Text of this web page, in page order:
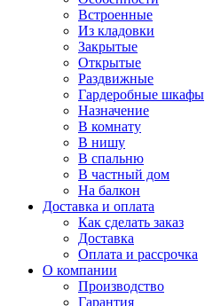
Встроенные
Из кладовки
Закрытые
Открытые
Раздвижные
Гардеробные шкафы
Назначение
В комнату
В нишу
В спальню
В частный дом
На балкон
Доставка и оплата
Как сделать заказ
Доставка
Оплата и рассрочка
О компании
Производство
Гарантия